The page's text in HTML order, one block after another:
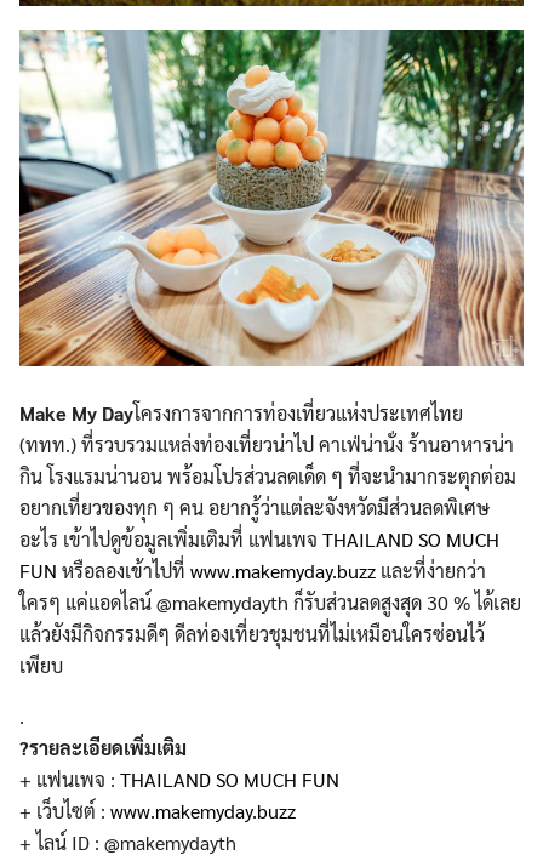
Make My Dayโครงการจากการท่องเที่ยวแห่งประเทศไทย
(ททท.) ที่รวบรวมแหล่งท่องเที่ยวน่าไป คาเฟ่น่านั่ง ร้านอาหารน่า
กิน โรงแรมน่านอน พร้อมโปรส่วนลดเด็ด ๆ ที่จะนำมากระตุกต่อม
อยากเที่ยวของทุก ๆ คน อยากรู้ว่าแต่ละจังหวัดมีส่วนลดพิเศษ
อะไร เข้าไปดูข้อมูลเพิ่มเติมที่ แฟนเพจ THAILAND SO MUCH
FUN หรือลองเข้าไปที่ www.makemyday.buzz และที่ง่ายกว่า
ใครๆ แค่แอดไลน์ @makemydayth ก็รับส่วนลดสูงสุด 30 % ได้เลย
แล้วยังมีกิจกรรมดีๆ ดีลท่องเที่ยวชุมชนที่ไม่เหมือนใครซ่อนไว้
เพียบ
.
?รายละเอียดเพิ่มเติม
+ แฟนเพจ : THAILAND SO MUCH FUN
+ เว็บไซต์ : www.makemyday.buzz
+ ไลน์ ID : @makemydayth